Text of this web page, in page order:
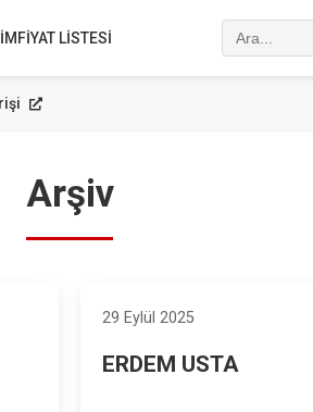
FIYAT LISTESI
Arşiv
29 Eylül 2025
ERDEM USTA